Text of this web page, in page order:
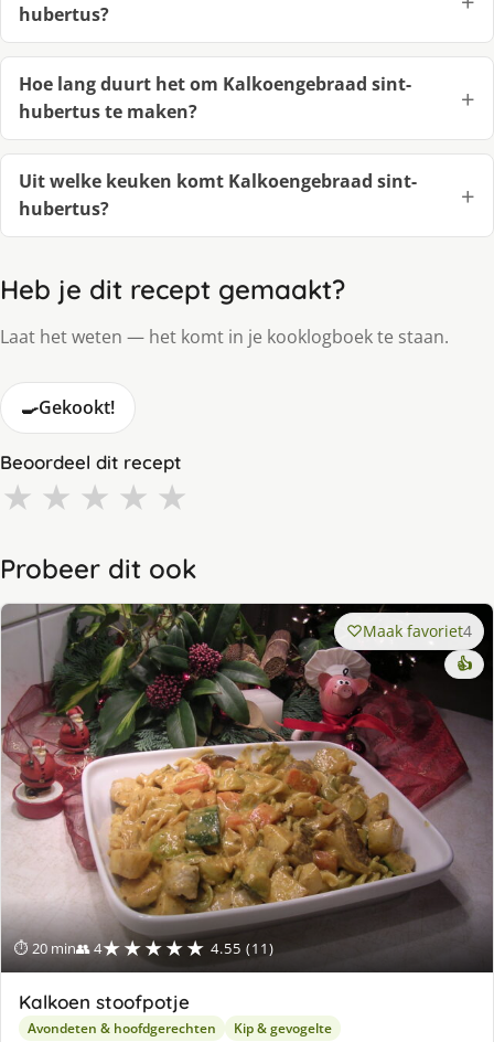
hubertus?
Hoe lang duurt het om Kalkoengebraad sint-
hubertus te maken?
Uit welke keuken komt Kalkoengebraad sint-
hubertus?
Heb je dit recept gemaakt?
Laat het weten — het komt in je kooklogboek te staan.
🍳Gekookt!
Beoordeel dit recept
★ ★ ★ ★ ★
Probeer dit ook
⏱ 20 min👥 4★★★★★ 4.55 (11)
Maak favoriet4
👍
Kalkoen stoofpotje
Avondeten & hoofdgerechten Kip & gevogelte